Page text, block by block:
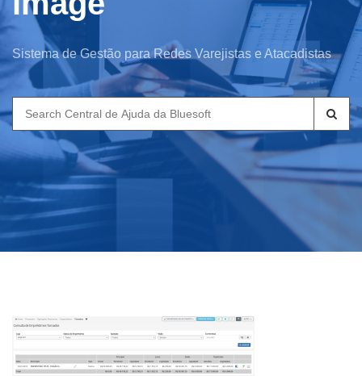
Sistema de Gestão para Redes Varejistas e Atacadistas
Search
for: